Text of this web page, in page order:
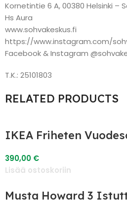
Kornetintie 6 A, 00380 Helsinki –
Hs Aura
www.sohvakeskus.fi
https://www.instagram.com/
Facebook & Instagram
T.K.: 25101803
RELATED PRODUCTS
IKEA Friheten
390,00 €
Lisää ostoskoriin
Musta Howard 3